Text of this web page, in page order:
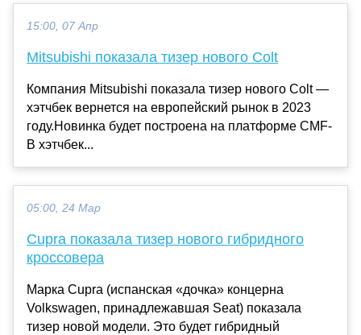
15:00, 07 Апр
Mitsubishi показала тизер нового Colt
Компания Mitsubishi показала тизер нового Colt —
хэтчбек вернется на европейский рынок в 2023
году.Новинка будет построена на платформе CMF-
B хэтчбек...
05:00, 24 Мар
Cupra показала тизер нового гибридного
кроссовера
Марка Cupra (испанская «дочка» концерна
Volkswagen, принадлежавшая Seat) показала
тизер новой модели. Это будет гибридный